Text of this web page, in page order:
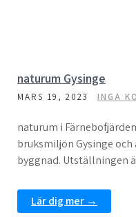
naturum Gysinge
MARS 19, 2023 INGA
naturum i
bruksmiljön Gysinge
byggnad. Utställningen
Lär dig mer →